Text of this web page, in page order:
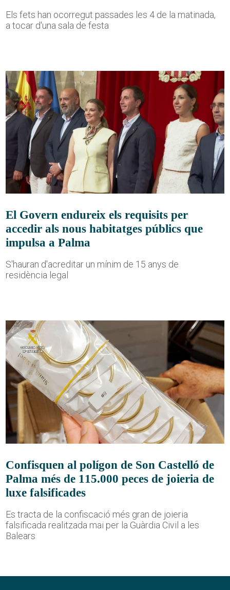
Els fets han ocorregut passades les 4 de la matinada,
a tocar d'una sala de festa
El Govern endureix els requisits per
accedir als nous habitatges públics que
impulsa a Palma
S'hauran d'acreditar un mínim de 15 anys de
residència legal
Confisquen al polígon de Son Castelló de
Palma més de 115.000 peces de joieria de
luxe falsificades
Es tracta de la confiscació més gran de joieria
falsificada realitzada mai per la Guàrdia Civil a les
Balears